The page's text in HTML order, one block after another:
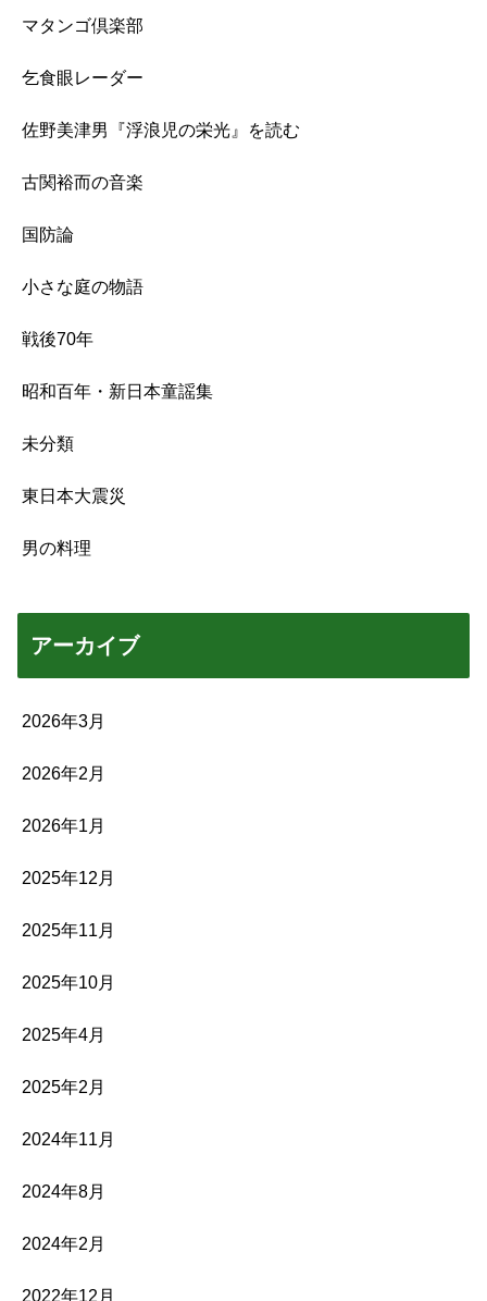
マタンゴ倶楽部
乞食眼レーダー
佐野美津男『浮浪児の栄光』を読む
古関裕而の音楽
国防論
小さな庭の物語
戦後70年
昭和百年・新日本童謡集
未分類
東日本大震災
男の料理
アーカイブ
2026年3月
2026年2月
2026年1月
2025年12月
2025年11月
2025年10月
2025年4月
2025年2月
2024年11月
2024年8月
2024年2月
2022年12月